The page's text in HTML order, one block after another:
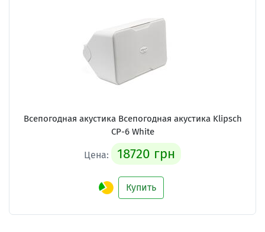
Всепогодная акустика Всепогодная акустика Klipsch
CP-6 White
Цена: 18720 грн
Купить